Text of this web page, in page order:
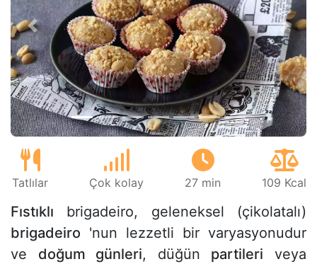
Önceki
Tatlılar Çok kolay 27 min 109 Kcal
Fıstıklı brigadeiro, geleneksel (çikolatalı)
brigadeiro 'nun lezzetli bir varyasyonudur
ve doğum günleri, düğün partileri veya